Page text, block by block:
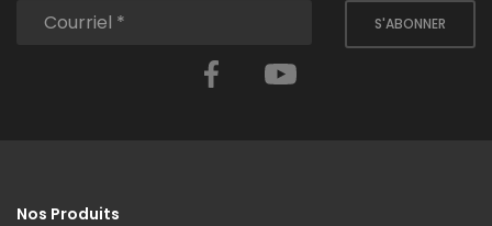
S'ABONNER
Facebook
Nos Produits